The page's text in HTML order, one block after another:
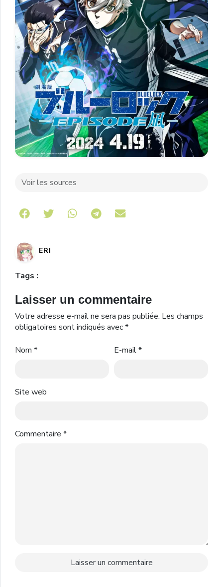
Voir les sources
Share on Telegram
ERI
Tags :
Laisser un commentaire
Votre adresse e-mail ne sera pas publiée. Les champs
obligatoires sont indiqués avec*
Nom * E-mail*
Site web
Commentaire *